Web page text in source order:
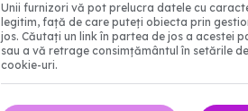
Unii furnizori vă pot prelucra datele cu
legitim, față de care puteți obiecta prin
jos. Căutați un link în partea de jos a acestei
sau a vă retrage consimțământul în setările
cookie-uri.